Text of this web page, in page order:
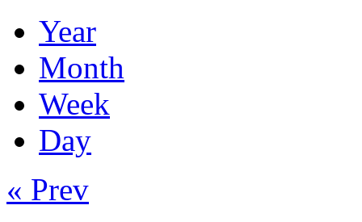
Year
Month
Week
Day
« Prev